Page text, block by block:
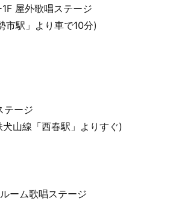
屋外歌唱ステージ
市駅」より車で10分)
テージ
山線「西春駅」よりすぐ)
ーム歌唱ステージ